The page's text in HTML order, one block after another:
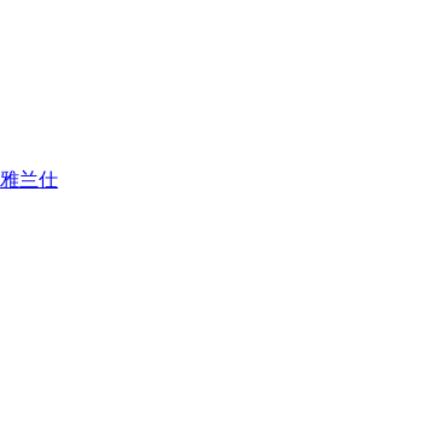
雅兰仕